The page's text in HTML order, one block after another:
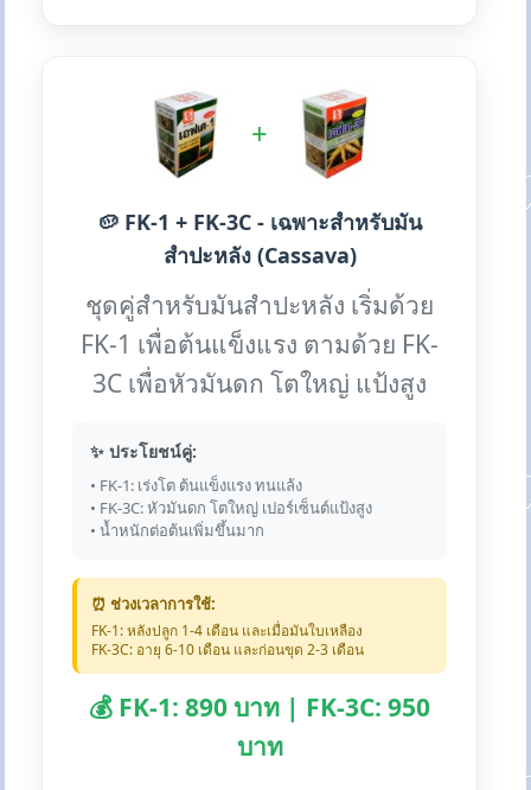
+
🥔 FK-1 + FK-3C - เฉพาะสำหรับมัน
สำปะหลัง (Cassava)
ชุดคู่สำหรับมันสำปะหลัง เริ่มด้วย
FK-1 เพื่อต้นแข็งแรง ตามด้วย FK-
3C เพื่อหัวมันดก โตใหญ่ แป้งสูง
✨ ประโยชน์คู่:
• FK-1: เร่งโต ต้นแข็งแรง ทนแล้ง
• FK-3C: หัวมันดก โตใหญ่ เปอร์เซ็นต์แป้งสูง
• น้ำหนักต่อต้นเพิ่มขึ้นมาก
⏰ ช่วงเวลาการใช้:
FK-1: หลังปลูก 1-4 เดือน และเมื่อมันใบเหลือง
FK-3C: อายุ 6-10 เดือน และก่อนขุด 2-3 เดือน
💰 FK-1: 890 บาท | FK-3C: 950
บาท